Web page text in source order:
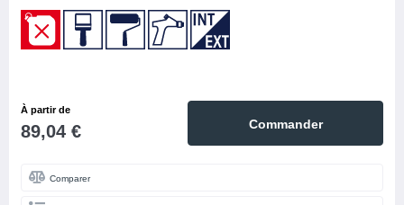
À partir de
89,04 € Commander
Comparer